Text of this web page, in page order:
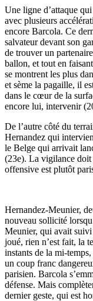
Une ligne d’attaque
avec plusieurs
encore Barcola. Ce
salvateur devant son
de trouver un
ballon, et tout en
se montrent les plus
et sème la pagaille, il
dans le cœur de la
encore lui, intervenir
De l’autre côté du
Hernandez qui
le Belge qui arrivait
(23e). La vigilance doit
offensive est plutôt
Hernandez-Meunier,
nouveau sollicité
Meunier, qui avait
joué, rien n’est fait, la
instants de la mi-
un coup franc
parisien. Barcola
défense. Mais
dernier geste, qui est